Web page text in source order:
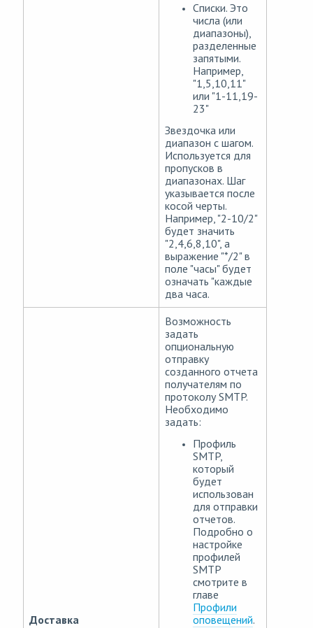
Списки. Это
числа (или
диапазоны),
разделенные
запятыми.
Например,
"1,5,10,11"
или "1-11,19-
23"
Звездочка или
диапазон с шагом.
Используется для
пропусков в
диапазонах. Шаг
указывается после
косой черты.
Например, "2-10/2"
будет значить
"2,4,6,8,10", а
выражение "*/2" в
поле "часы" будет
означать "каждые
два часа.
Доставка
Возможность
задать
опциональную
отправку
созданного отчета
получателям по
протоколу SMTP.
Необходимо
задать:
Профиль
SMTP,
который
будет
использован
для отправки
отчетов.
Подробно о
настройке
профилей
SMTP
смотрите в
главе
Профили
оповещений.